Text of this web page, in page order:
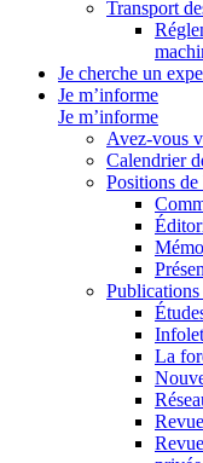
Transport
Je cherche un
Je m’informe
Je m’informe
Avez-vous
Calendrier
Positions de
Publications
La